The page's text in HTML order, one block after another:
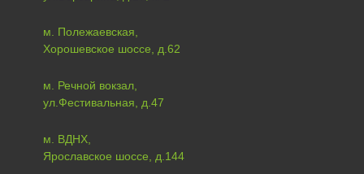
м. Полежаевская,
Хорошевское шоссе, д.62
м. Речной вокзал,
ул.Фестивальная, д.47
м. ВДНХ,
Ярославское шоссе, д.144